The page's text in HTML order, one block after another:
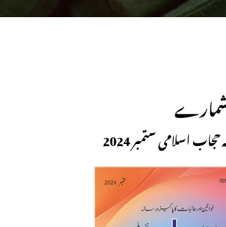
شمارے
اسلامی ستمبر 2024